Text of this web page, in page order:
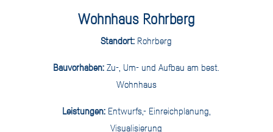
Wohnhaus Rohrberg
Standort: Rohrberg
Bauvorhaben:Zu-, Um- und Aufbau am best.
Wohnhaus
Leistungen: Entwurfs,- Einreichplanung,
Visualisierung